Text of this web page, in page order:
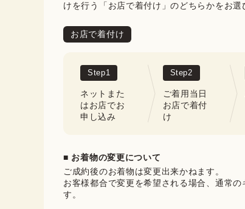
けを行う「お店で着付け」のどちらかをお選
お店で着付け
Step1
ネットまた
はお店でお
申し込み
Step2
ご着用当日
お店で着付
け
■ お着物の変更について
ご成約後のお着物は変更出来かねます。
お客様都合で変更を希望される場合、通常
す。